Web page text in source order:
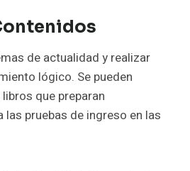
de actualidad y realizar
lógico. Se pueden
que preparan
las pruebas de ingreso en las